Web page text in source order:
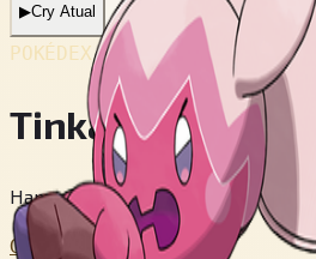
▶Cry Atual
POKÉDEX No. #958
Tinkatuff
Hammer Pokémon
Geração 9